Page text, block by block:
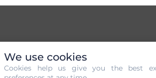
Engagement de
We use cookies
Cookies help us give you the best